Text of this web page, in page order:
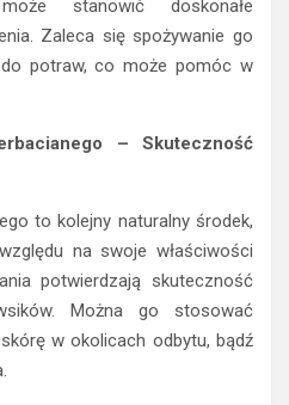
może stanowić doskonałe
Zaleca się spożywanie go
potraw, co może pomóc w
– Skuteczność
to kolejny naturalny środek,
na swoje właściwości
potwierdzają skuteczność
Można go stosować
w okolicach odbytu, bądź